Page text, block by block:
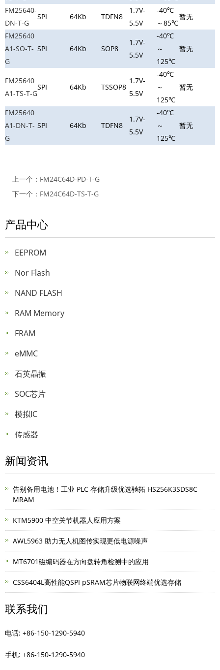
FM25640-
DN-T-G
SPI 64Kb TDFN8
1.7V-
5.5V
-40℃
～85℃
暂无
FM25640
A1-SO-T-
G
SPI 64Kb SOP8
1.7V-
5.5V
-40℃
～
125℃
暂无
FM25640
A1-TS-T-G
SPI 64Kb TSSOP8
1.7V-
5.5V
-40℃
～
125℃
暂无
FM25640
A1-DN-T-
G
SPI 64Kb TDFN8
1.7V-
5.5V
-40℃
～
125℃
暂无
上一个： FM24C64D-PD-T-G
下一个： FM24C64D-TS-T-G
产品中心
EEPROM
Nor Flash
NAND FLASH
RAM Memory
FRAM
eMMC
石英晶振
SOC芯片
模拟IC
传感器
新闻资讯
告别备用电池！工业 PLC 存储升级优选驰拓 HS256K3SDS8C
MRAM
KTM5900 中空关节机器人应用方案
AWL5963 助力无人机图传实现更低电源噪声
MT6701磁编码器在方向盘转角检测中的应用
CSS6404L高性能QSPI pSRAM芯片物联网终端优选存储
联系我们
电话: +86-150-1290-5940
手机: +86-150-1290-5940